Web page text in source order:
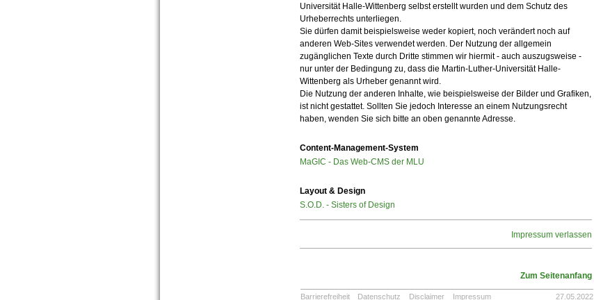
Universität Halle-Wittenberg selbst erstellt wurden und dem Schutz des
Urheberrechts unterliegen.
Sie dürfen damit beispielsweise weder kopiert, noch verändert noch auf
anderen Web-Sites verwendet werden. Der Nutzung der allgemein
zugänglichen Texte durch Dritte stimmen wir hiermit - auch auszugsweise -
nur unter der Bedingung zu, dass die Martin-Luther-Universität Halle-
Wittenberg als Urheber genannt wird.
Die Nutzung der anderen Inhalte, wie beispielsweise der Bilder und Grafiken,
ist nicht gestattet. Sollten Sie jedoch Interesse an einem Nutzungsrecht
haben, wenden Sie sich bitte an oben genannte Adresse.
Content-Management-System
MaGIC - Das Web-CMS der MLU
Layout & Design
S.O.D. - Sisters of Design
Impressum verlassen
Zum Seitenanfang
Barrierefreiheit Datenschutz Disclaimer Impressum 27.05.2022